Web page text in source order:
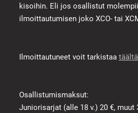
kisoihin. Eli jos osallistut
ilmoittautumisen joko XCO- tai
Ilmoittautuneet voit tarkistaa
Osallistumismaksut:
Juniorisarjat (alle 18 v.) 20 €, muut